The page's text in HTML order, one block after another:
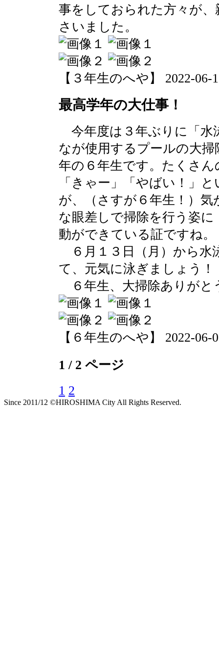
事をしておられた方々が
さいました。
【３年生のへや】 2022-06-
最高学年の大仕事！
今年度は３年ぶりに「水
なが使用するプールの大
年の６年生です。たくさ
「きゃー」「やばい！」
が、（さすが６年生！）
な眼差しで掃除を行う姿
動ができている証ですね。
６月１３日（月）から水
て、元気に泳ぎましょう！
６年生、大掃除ありがと
【６年生のへや】 2022-06-
1 / 2 ページ
1 2
Since 2011/12 ©HIROSHIMA City All Rights Reserved.